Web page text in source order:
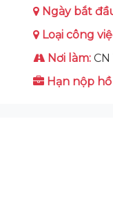
Ngày bắt
Loại công
Nơi làm:
Hạn nộp hồ